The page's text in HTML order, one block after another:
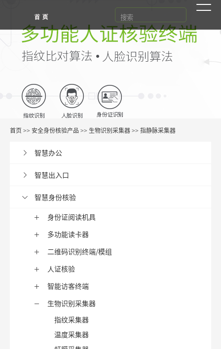
首页>> 安全身份核验产品 >> 生物识别采集器>> 指静脉采集器
智慧办公
智慧出入口
智慧身份核验
身份证阅读机具
多功能读卡器
二维码识别终端/模组
人证核验
智能访客终端
生物识别采集器
指纹采集器
温度采集器